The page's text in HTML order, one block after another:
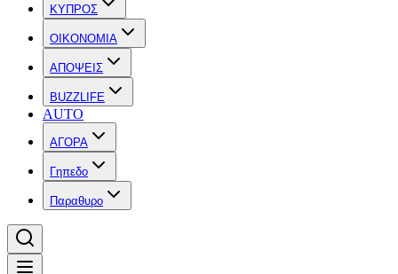
ΚΥΠΡΟΣ
OIKONOMIA
ΑΠΟΨΕΙΣ
BUZZLIFE
AUTO
ΑΓΟΡΑ
Γηπεδο
Παραθυρο